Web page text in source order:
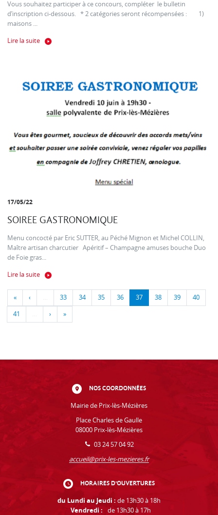
Vous souhaitez participer à ce concours, compléter le bulletin
d’inscription ci-dessous. * 2 catégories seront récompensées : 1)
maisons ...
Lire la suite
17/05/22
SOIREE GASTRONOMIQUE
Menu concocté par Eric SUTTER, au Péché Mignon et Michel COLLIN,
Maître artisan charcutier Apéritif – Champagne amuses bouche Duo
de Foie gras...
Lire la suite
« ‹ … 33 34 35 36 37 38 39 40
41 … › »
NOS COORDONNÉES
Mairie de Prix-lès-Mézières
Place Charles de Gaulle
08000 Prix-lès-Mézières
03 24 57 04 92
accueil@prix-les-mezieres.fr
HORAIRES D'OUVERTURES
du Lundi au Jeudi : de 13h30 à 18h
Vendredi :
de 13h30 à 17h